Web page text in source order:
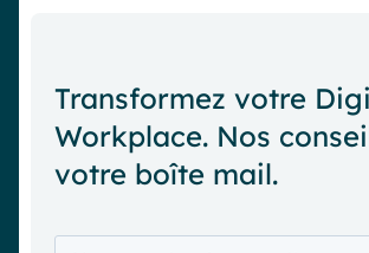
Transformez votre
Workplace. Nos
votre boîte mail.